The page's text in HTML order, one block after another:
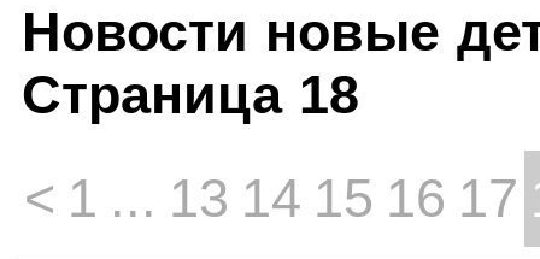
Новости новые
Страница 18
< 1 ... 13 14 15 16 17